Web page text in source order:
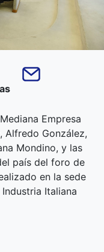
Empresa
Alfredo González,
Mondino, y las
país del foro de
en la sede
Italiana